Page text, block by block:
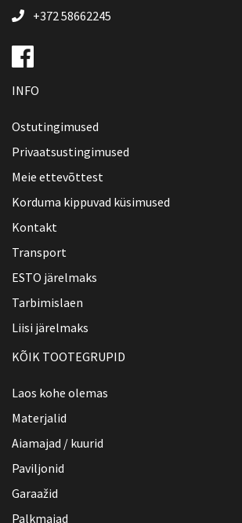
+372 58662245
INFO
Ostutingimused
Privaatsustingimused
Meie ettevõttest
Korduma kippuvad küsimused
Kontakt
Transport
ESTO järelmaks
Tarbimislaen
Liisi järelmaks
KÕIK TOOTEGRUPID
Laos kohe olemas
Materjalid
Aiamajad / kuurid
Paviljonid
Garaažid
Palkmajad